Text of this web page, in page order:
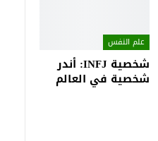
علم النفس
شخصية INFJ: أندر
شخصية في العالم